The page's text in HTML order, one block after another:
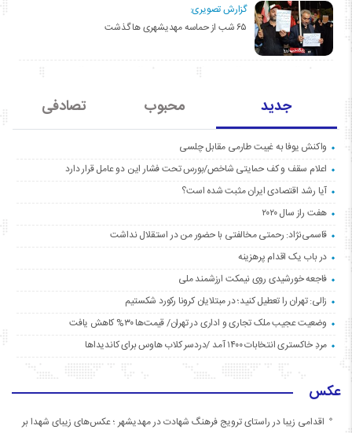
گزارش تصویری:
۶۵ شب از حماسه مهدیشهری ها گذشت
جدید محبوب تصادفی
واکنش یوفا به غیبت طارمی مقابل چلسی
اعلام سقف و کف حمایتی شاخص/بورس تحت فشار این دو عامل قرار دارد
آیا رشد اقتصادی ایران مثبت شده است؟
هفت راز سال ۲۰۲۰
قاسمی‌نژاد: رحمتی مخالفتی با حضور من در استقلال نداشت
در باب یک اقدام پرهزینه
فاجعه خورشیدی روی نیمکت ارزشمند ملی
زالی: تهران را تعطیل کنید؛ در مبتلایان کرونا رکورد شکستیم
وضعیت عجیب ملک تجاری و اداری در تهران/ قیمت‌ها ۳۰% کاهش یافت
مردِ خاکستری انتخابات ۱۴۰۰ آمد /دردسر کلاب هاوس برای کاندیداها
عکس
اقدامی زیبا در راستای ترویج فرهنگ شهادت در مهدیشهر ؛ عکس‌های زیبای شهدا بر